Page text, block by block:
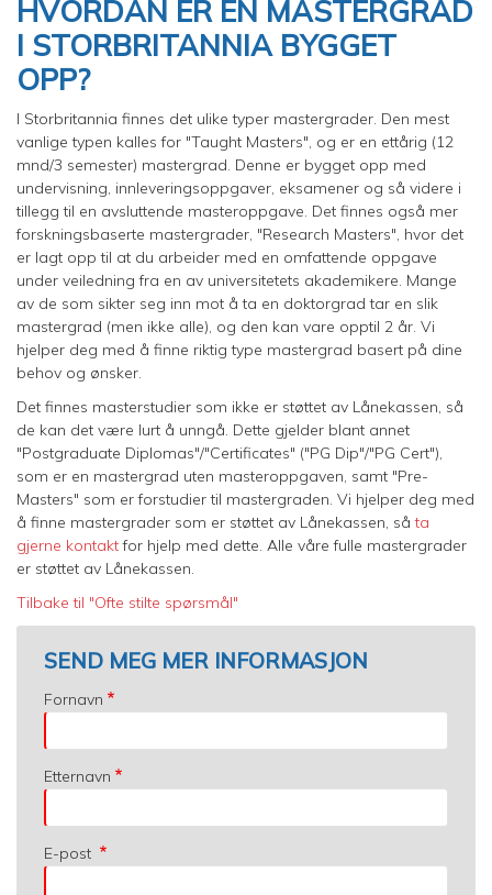
HVORDAN ER EN MASTERGRAD
I STORBRITANNIA BYGGET
OPP?
I Storbritannia finnes det ulike typer mastergrader. Den mest
vanlige typen kalles for "Taught Masters", og er en ettårig (12
mnd/3 semester) mastergrad. Denne er bygget opp med
undervisning, innleveringsoppgaver, eksamener og så videre i
tillegg til en avsluttende masteroppgave. Det finnes også mer
forskningsbaserte mastergrader, "Research Masters", hvor det
er lagt opp til at du arbeider med en omfattende oppgave
under veiledning fra en av universitetets akademikere. Mange
av de som sikter seg inn mot å ta en doktorgrad tar en slik
mastergrad (men ikke alle), og den kan vare opptil 2 år. Vi
hjelper deg med å finne riktig type mastergrad basert på dine
behov og ønsker.
Det finnes masterstudier som ikke er støttet av Lånekassen, så
de kan det være lurt å unngå. Dette gjelder blant annet
"Postgraduate Diplomas"/"Certificates" ("PG Dip"/"PG Cert"),
som er en mastergrad uten masteroppgaven, samt "Pre-
Masters" som er forstudier til mastergraden. Vi hjelper deg med
å finne mastergrader som er støttet av Lånekassen, så ta
gjerne kontaktfor hjelp med dette. Alle våre fulle mastergrader
er støttet av Lånekassen.
Tilbake til "Ofte stilte spørsmål"
SEND MEG MER INFORMASJON
Fornavn
Etternavn
E-post